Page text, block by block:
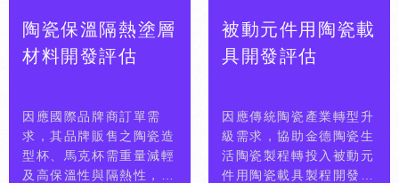
陶瓷保溫隔熱塗層
材料開發評估
因應國際品牌商訂單需
求，其品牌販售之陶瓷造
型杯、馬克杯需重量減輕
及高保溫性與隔熱性，故
被動元件用陶瓷載
具開發評估
因應傳統陶瓷產業轉型升
級需求，協助金德陶瓷生
活陶瓷製程轉投入被動元
件用陶瓷載具製程開發進